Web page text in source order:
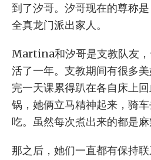
到了汐哥。汐哥现在的尊称
全真龙门派出家人。
Martina和汐哥是支教队友，
活了一年。支教期间有很多
完一天课累得趴在各自床上
锅，她俩立马精神起来，骑
吃。虽然每次煮出来的都是麻
那之后，她们一直都有保持